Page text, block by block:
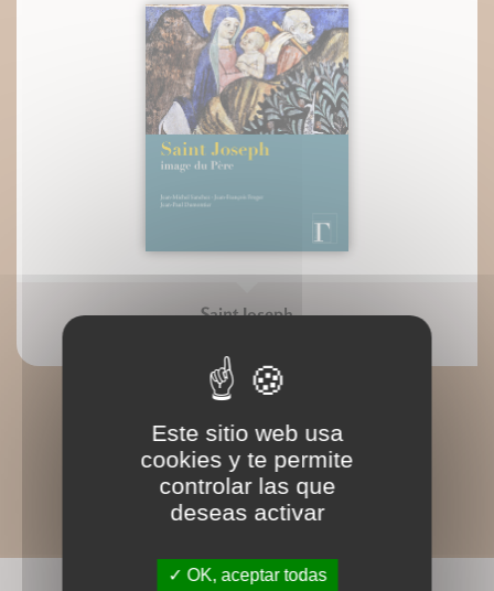
Saint Joseph
Este sitio web usa
cookies y te permite
controlar las que
deseas activar
OK, aceptar todas